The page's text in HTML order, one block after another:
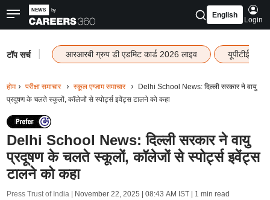
English
Login
टॉप सर्च आरआरबी ग्रुप डी एडमिट कार्ड 2026 लाइव यूपीटीईटी
होम परीक्षा समाचार स्कूल एग्जाम समाचार
Delhi School News: दिल्ली सरकार ने वायु
प्रदूषण के चलते स्कूलों, कॉलेजों से स्पोर्ट्स इवेंट्स टालने को कहा
Delhi School News: दिल्ली सरकार ने वायु
प्रदूषण के चलते स्कूलों, कॉलेजों से स्पोर्ट्स इवेंट्स
टालने को कहा
Press Trust of India | November 22, 2025 | 08:43 AM IST| 1 min read